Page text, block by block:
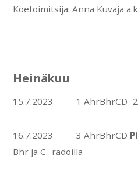
Koetoimitsija: Anna Kuvaja
15.7.2023 1 AhrBhrCD
16.7.2023 3 AhrBhrCD
Bhr ja C -radoilla